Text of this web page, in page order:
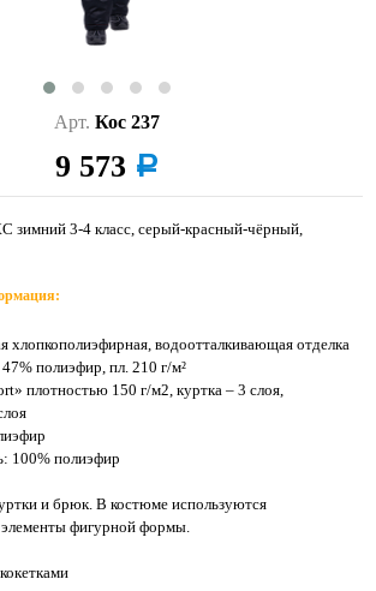
Арт. Кос 237
9 573 a
3-4 класс, серый-красный-чёрный,
хлопкополиэфирная, водоотталкивающая отделка
полиэфир, пл. 210 г/м²
плотностью 150 г/м2, куртка – 3 слоя,
100% полиэфир
и брюк. В костюме используются
фигурной формы.